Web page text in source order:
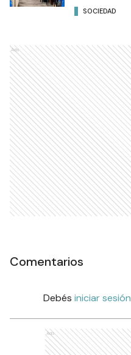
SOCIEDAD
Ads
Comentarios
Debés iniciar sesión
Ads